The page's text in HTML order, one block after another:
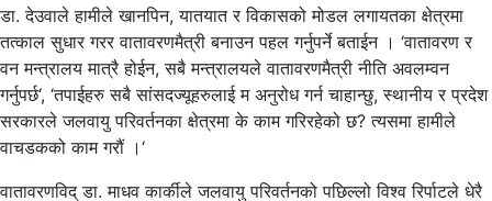
डा. देउवाले हामीले खानपिन, यातयात र विकासको मोडल लगायतका क्षेत्रमा
तत्काल सुधार गरर वातावरणमैत्री बनाउन पहल गर्नुपर्ने बताईन । ‘वातावरण र
वन मन्त्रालय मात्रै होईन, सबै मन्त्रालयले वातावरणमैत्री नीति अवलम्वन
गर्नुपर्छ‘, ‘तपाईहरु सबै सांसदज्यूहरुलाई म अनुरोध गर्न चाहान्छु, स्थानीय र प्रदेश
सरकारले जलवायु परिवर्तनका क्षेत्रमा के काम गरिरहेको छ? त्यसमा हामीले
वाचडकको काम गरौं ।‘
वातावरणविद् डा. माधव कार्कीले जलवायु परिवर्तनको पछिल्लो विश्व रिर्पाटले धेरै